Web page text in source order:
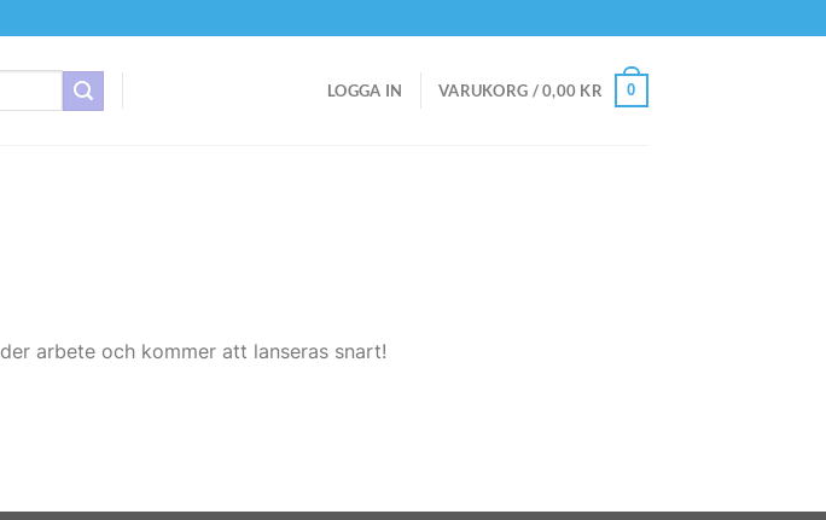
LOGGA IN VARUKORG /0,00 KR 0
arbete och kommer att lanseras snart!